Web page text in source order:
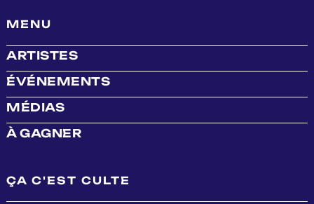
MENU
ARTISTES
ÉVÉNEMENTS
MÉDIAS
À GAGNER
ÇA C'EST CULTE